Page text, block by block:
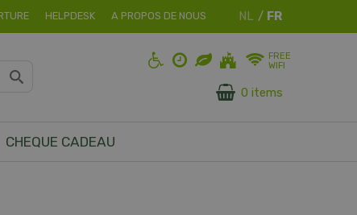
HELPDESK A PROPOS DE NOUS
FREE
WIFI
0 items
CHEQUE CADEAU